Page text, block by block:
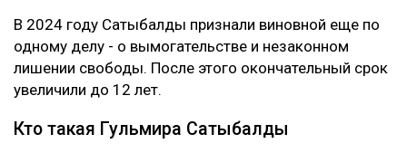
В 2024 году Сатыбалды признали виновной еще по
одному делу - о вымогательстве и незаконном
лишении свободы. После этого окончательный срок
увеличили до 12 лет.
Кто такая Гульмира Сатыбалды